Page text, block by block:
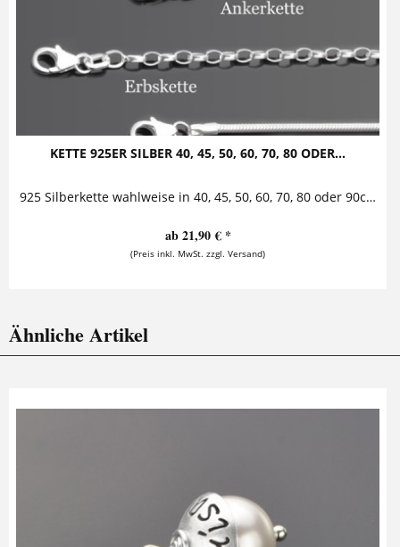
KETTE 925ER SILBER 40, 45, 50, 60, 70, 80 ODER...
925 Silberkette wahlweise in 40, 45, 50, 60, 70, 80 oder 90cm Kugel-, Anker-, Erbs- oder Schlangenkette aus 925er Sterling Silber jeweils erhältlich in den Längen 40cm, 45cm, 50cm,...
ab 21,90 € *
(Preis inkl. MwSt. zzgl. Versand)
Ähnliche Artikel